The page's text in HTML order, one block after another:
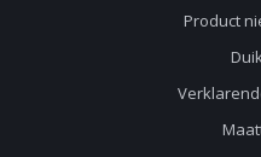
Product